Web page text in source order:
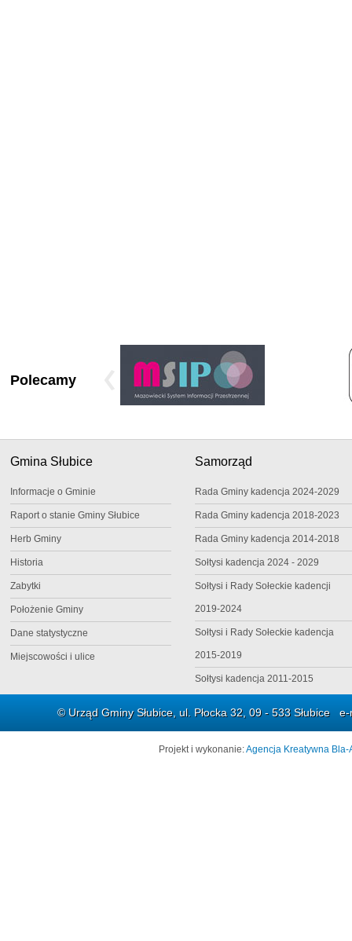
Polecamy
Gmina Słubice
Informacje o Gminie
Raport o stanie Gminy Słubice
Herb Gminy
Historia
Zabytki
Położenie Gminy
Dane statystyczne
Miejscowości i ulice
Samorząd
Rada Gminy kadencja 2024-2029
Rada Gminy kadencja 2018-2023
Rada Gminy kadencja 2014-2018
Sołtysi kadencja 2024 - 2029
Sołtysi i Rady Sołeckie kadencji
2019-2024
Sołtysi i Rady Sołeckie kadencja
2015-2019
Sołtysi kadencja 2011-2015
© Urząd Gminy Słubice, ul. Płocka 32, 09 - 533 Słubice
Projekt i wykonanie:Agencja Kreatywna Bla-